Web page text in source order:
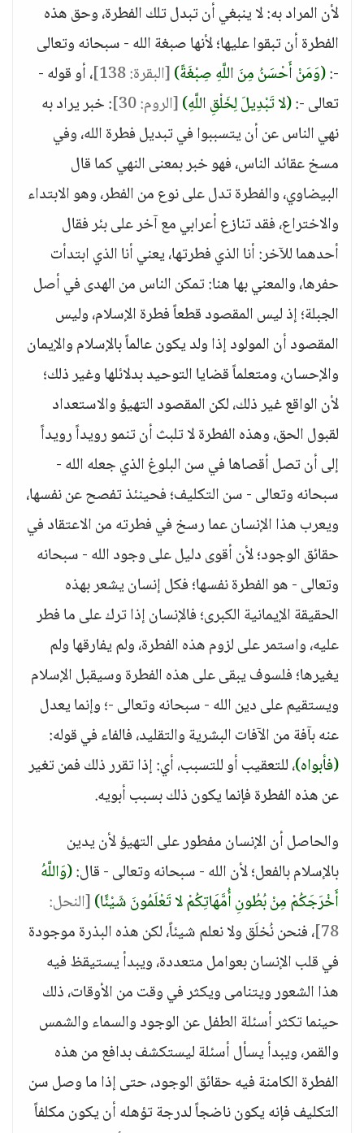
لأن المراد به: لا ينبغي أن تبدل تلك الفطرة، وحق هذه
الفطرة أن تبقوا عليها؛ لأنها صبغة الله - سبحانه وتعالى
-:(وَمَنْ أَحْسَنُ مِنَ اللَّهِ صِبْغَةً)[البقرة: 138]
، أو قوله -
تعالى -:(لا تَبْدِيلَ لِخَلْقِ اللَّهِ)[الروم: 30]
: خبر يراد به
نهي الناس عن أن يتسببوا في تبديل فطرة الله، وفي
مسخ عقائد الناس، فهو خبر بمعنى النهي كما قال
البيضاوي، والفطرة تدل على نوع من الفطر، وهو الابتداء
والاختراع، فقد تنازع أعرابي مع آخر على بئر فقال
أحدهما للآخر: أنا الذي فطرتها، يعني أنا الذي ابتدأت
حفرها، والمعني بها هنا: تمكن الناس من الهدى في أصل
الجبلة؛ إذ ليس المقصود قطعاً فطرة الإسلام، وليس
المقصود أن المولود إذا ولد يكون عالماً بالإسلام والإيمان
والإحسان، ومتعلماً قضايا التوحيد بدلائلها وغير ذلك؛
لأن الواقع غير ذلك، لكن المقصود التهيؤ والاستعداد
لقبول الحق، وهذه الفطرة لا تلبث أن تنمو رويداً رويداً
إلى أن تصل أقصاها في سن البلوغ الذي جعله الله -
سبحانه وتعالى - سن التكليف؛ فحينئذ تفصح عن نفسها،
ويعرب هذا الإنسان عما رسخ في فطرته من الاعتقاد في
حقائق الوجود؛ لأن أقوى دليل على وجود الله - سبحانه
وتعالى - هو الفطرة نفسها؛ فكل إنسان يشعر بهذه
الحقيقة الإيمانية الكبرى؛ فالإنسان إذا ترك على ما فطر
عليه، واستمر على لزوم هذه الفطرة، ولم يفارقها ولم
يغيرها؛ فلسوف يبقى على هذه الفطرة وسيقبل الإسلام
ويستقيم على دين الله - سبحانه وتعالى -؛ وإنما يعدل
عنه بآفة من الآفات البشرية والتقليد، فالفاء في قوله:
(فأبواه)، للتعقيب أو للتسبب، أي: إذا تقرر ذلك فمن تغير
عن هذه الفطرة فإنما يكون ذلك بسبب أبويه.
والحاصل أن الإنسان مفطور على التهيؤ لأن يدين
بالإسلام بالفعل؛ لأن الله - سبحانه وتعالى - قال:(وَاللَّهُ
أَخْرَجَكُمْ مِنْ بُطُونِ أُمَّهَاتِكُمْ لا تَعْلَمُونَ شَيْئًا)[النحل:
78] ، فنحن نُخلَق ولا نعلم شيئاً، لكن هذه البذرة موجودة
في قلب الإنسان بعوامل متعددة، ويبدأ يستيقظ فيه
هذا الشعور ويتنامى ويكثر في وقت من الأوقات، ذلك
حينما تكثر أسئلة الطفل عن الوجود والسماء والشمس
والقمر، ويبدأ يسأل أسئلة ليستكشف بدافع من هذه
الفطرة الكامنة فيه حقائق الوجود، حتى إذا ما وصل سن
التكليف فإنه يكون ناضجاً لدرجة تؤهله أن يكون مكلفاً